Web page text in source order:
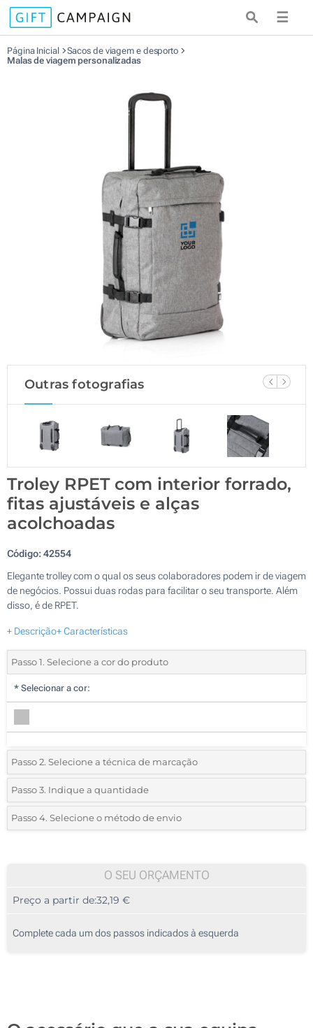
☰
Página Inicial
Sacos de viagem e desporto
Malas de viagem personalizadas
Outras fotografias
Troley RPET com interior forrado,
fitas ajustáveis e alças
acolchoadas
Código:42554
Elegante trolley com o qual os seus colaboradores podem ir de viagem
de negócios. Possui duas rodas para facilitar o seu transporte. Além
disso, é de RPET.
+ Descrição+ Características
Passo 1. Selecione a cor do produto
* Selecionar a cor:
Passo 2. Selecione a técnica de marcação
*Selecione o tipo de marcação e as cores do logotipo:
1 Cor (Na frente)
Passo 3. Indique a quantidade
*Quantidade mínima:5
10
25
Passo 4. Selecione o método de envio
O SEU ORÇAMENTO
Preço a partir de:32,19 €
Complete cada um dos passos indicados à esquerda